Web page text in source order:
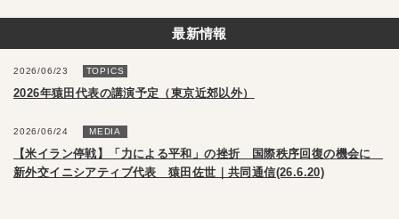
最新情報
2026/06/23 TOPICS
2026年猿田代表の講演予定（東京近郊以外）
2026/06/24 MEDIA
【米イラン停戦】「力による平和」の挫折 国際秩序回復の機会に
新外交イニシアティブ代表 猿田佐世｜共同通信(26.6.20)